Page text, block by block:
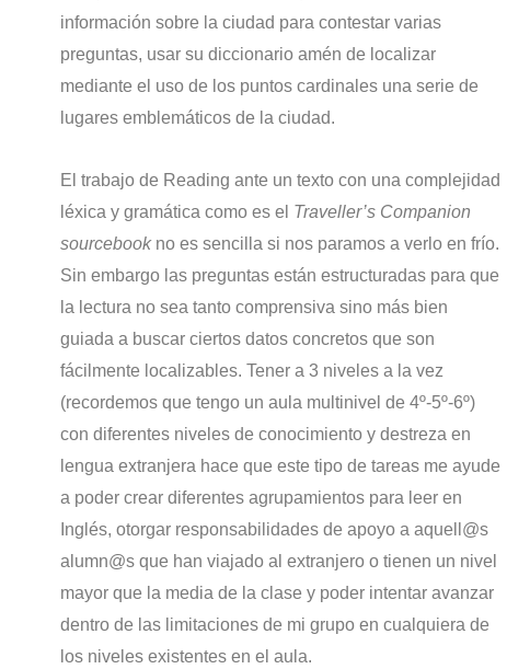
información sobre la ciudad para contestar varias
preguntas, usar su diccionario amén de localizar
mediante el uso de los puntos cardinales una serie de
lugares emblemáticos de la ciudad.
El trabajo de Reading ante un texto con una complejidad
léxica y gramática como es el Traveller’s Companion
sourcebook no es sencilla si nos paramos a verlo en frío.
Sin embargo las preguntas están estructuradas para que
la lectura no sea tanto comprensiva sino más bien
guiada a buscar ciertos datos concretos que son
fácilmente localizables. Tener a 3 niveles a la vez
(recordemos que tengo un aula multinivel de 4º-5º-6º)
con diferentes niveles de conocimiento y destreza en
lengua extranjera hace que este tipo de tareas me ayude
a poder crear diferentes agrupamientos para leer en
Inglés, otorgar responsabilidades de apoyo a aquell@s
alumn@s que han viajado al extranjero o tienen un nivel
mayor que la media de la clase y poder intentar avanzar
dentro de las limitaciones de mi grupo en cualquiera de
los niveles existentes en el aula.